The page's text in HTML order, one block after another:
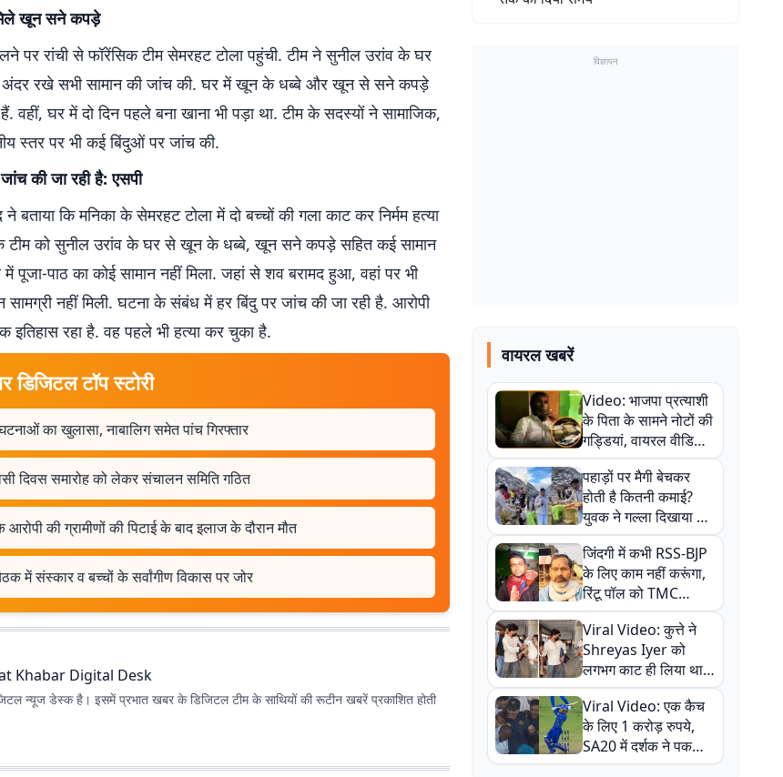
खून सने कपड़े
पर रांची से फॉरेंसिक टीम सेमरहट टोला पहुंची. टीम ने सुनील उरांव के घर
अंदर रखे सभी सामान की जांच की. घर में खून के धब्बे और खून से सने कपड़े
वहीं, घर में दो दिन पहले बना खाना भी पड़ा था. टीम के सदस्यों ने सामाजिक,
स्तर पर भी कई बिंदुओं पर जांच की.
की जा रही है: एसपी
बताया कि मनिका के सेमरहट टोला में दो बच्चों की गला काट कर निर्मम हत्या
टीम को सुनील उरांव के घर से खून के धब्बे, खून सने कपड़े सहित कई सामान
पूजा-पाठ का कोई सामान नहीं मिला. जहां से शव बरामद हुआ, वहां पर भी
नहीं मिली. घटना के संबंध में हर बिंदु पर जांच की जा रही है. आरोपी
इतिहास रहा है. वह पहले भी हत्या कर चुका है.
डिजिटल टॉप स्टोरी
का खुलासा, नाबालिग समेत पांच गिरफ्तार
दिवस समारोह को लेकर संचालन समिति गठित
आरोपी की ग्रामीणों की पिटाई के बाद इलाज के दौरान मौत
में संस्कार व बच्चों के सर्वांगीण विकास पर जोर
Khabar Digital Desk
न्यूज डेस्क है। इसमें प्रभात खबर के डिजिटल टीम के साथियों की रूटीन खबरें प्रकाशित होती
विज्ञापन
वायरल खबरें
Video: भाजपा प्रत्याशी
के पिता के सामने नोटों की
गड्डियां, वायरल वीडियो
से राजनीति में उबाल,
अजित महतो बोले- TMC
की गंदी चाल
पहाड़ों पर मैगी बेचकर
होती है कितनी कमाई?
युवक ने गल्ला दिखाया तो
नौकरी वालों के खड़े हो गए
कान
जिंदगी में कभी RSS-BJP
के लिए काम नहीं करूंगा,
रिंटू पॉल को TMC
ऑफिस में ले जाकर पीटा,
Video वायरल
Viral Video: कुत्ते ने
Shreyas Iyer को
लगभग काट ही लिया था,
न्यूजीलैंड सीरीज से पहले
बाल-बाल बचे
Viral Video: एक कैच
के लिए 1 करोड़ रुपये,
SA20 में दर्शक ने पकड़ा
एक हाथ से गजब का कैच